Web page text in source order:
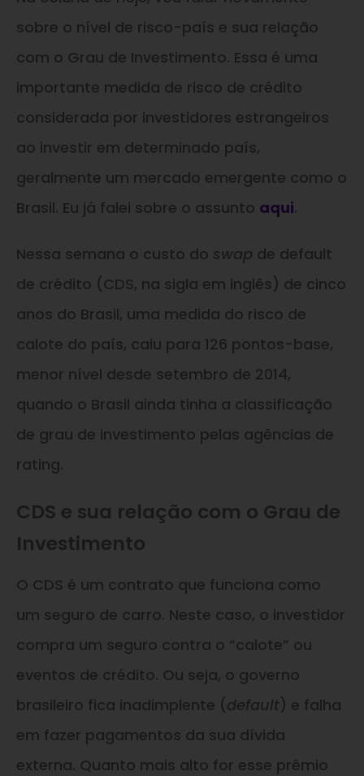
sobre o nível de risco-país e sua relação
com o Grau de Investimento. Essa é uma
importante medida de risco de crédito
considerada por investidores estrangeiros
ao investir em determinado país,
geralmente um mercado emergente como o
Brasil. Eu já falei sobre o assunto aqui.
Nessa semana o custo do swap de default
de crédito (CDS, na sigla em inglês) de cinco
anos do Brasil, uma medida do risco de
calote do país, caiu para 126 pontos-base,
menor nível desde setembro de 2014,
quando o Brasil ainda tinha a classificação
de grau de investimento pelas agências de
rating.
CDS e sua relação com o Grau de
Investimento
O CDS é um contrato que funciona como
um seguro de carro. Neste caso, o investidor
compra um seguro contra o “calote” ou
eventos de crédito. Ou seja, o governo
brasileiro fica inadimplente (default) e falha
em fazer pagamentos da sua dívida
externa. Quanto mais alto for esse prêmio